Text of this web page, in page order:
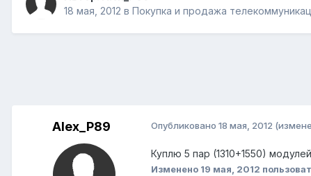
18 мая, 2012 в Покупка и продажа
Alex_P89 Опубликовано 18 мая, 2012
Куплю 5 пар (1310+1550)
Изменено 19 мая, 2012